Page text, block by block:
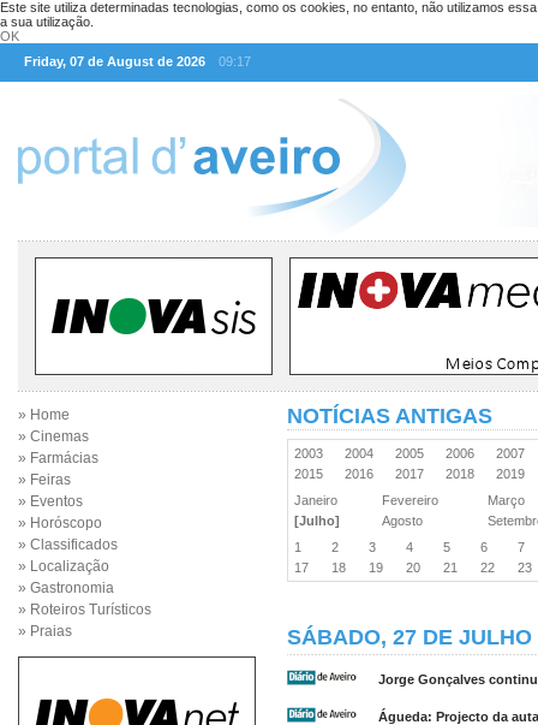
Este site utiliza determinadas tecnologias, como os cookies, no entanto, não utilizamos
a sua utilização.
OK
Friday, 07 de August de 2026
09:17
» Home
» Cinemas
» Farmácias
» Feiras
» Eventos
» Horóscopo
» Classificados
» Localização
» Gastronomia
» Roteiros Turísticos
» Praias
NOTÍCIAS ANTIGAS
2003 2004 2005 2006
2007
2015
2016 2017 2018
2019
Janeiro
Fevereiro
Março
[Julho]
Agosto
1
2 3 4 5 6
7
17
18 19 20 21 22 23
SÁBADO, 27 DE JULHO
Jorge Gonçalves
Águeda: Projecto da